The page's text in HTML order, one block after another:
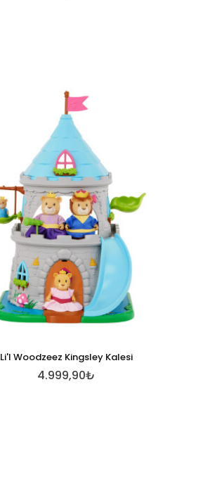
Li'l Woodzeez Kingsley Kalesi
4.999,90₺